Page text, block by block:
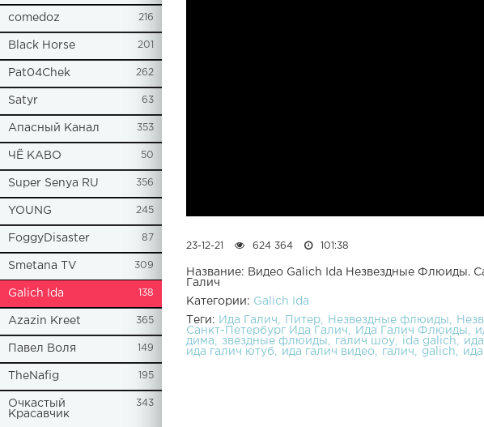
comedoz 216
Black Horse 201
Pat04Chek 262
Satyr 63
Апасный Канал 353
ЧЁ КАВО 50
Super Senya RU 356
YOUNG 245
FoggyDisaster 87
Smetana TV 309
Galich Ida 138
Azazin Kreet 365
Павел Воля 149
TheNafig 195
Очкастый
Красавчик
343
23-12-21 624 364 101:38
Название: Видео Galich Ida Незвездные Флюиды.
Галич
Категории: Galich Ida
Теги: Ида Галич Питер Незвездные флюиды
Санкт-Петербург Ида Галич
Ида Галич Флюиды
дима
звездные флюиды галич шоу ida galich
ида галич ютуб
ида галич видео галич galich